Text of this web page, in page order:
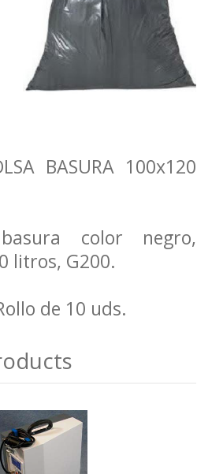
BASURA 100x120
color negro,
litros, G200.
de 10 uds.